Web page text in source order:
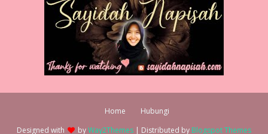
Home
Hubungi
Designed with
byWay2Themes | Distributed by Blogspot Themes